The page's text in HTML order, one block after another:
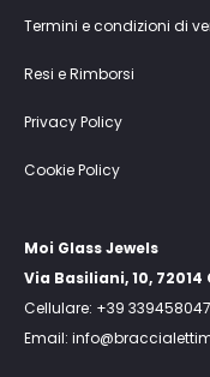
Termini e condizioni di
Resi e Rimborsi
Privacy Policy
Cookie Policy
Moi Glass Jewels
Via Basiliani, 10,
Cellulare: +39
Email: